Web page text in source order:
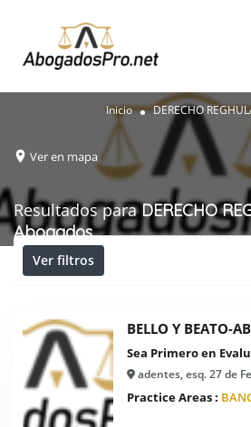
Inicio DERECHO
Ver en mapa
Resultados paraDERECHO
Abogados
Ver filtros
BELLO Y BEATO-
Sea Primero en
adentes, esq. 27 de Febrero, # 228,
Practice Areas :